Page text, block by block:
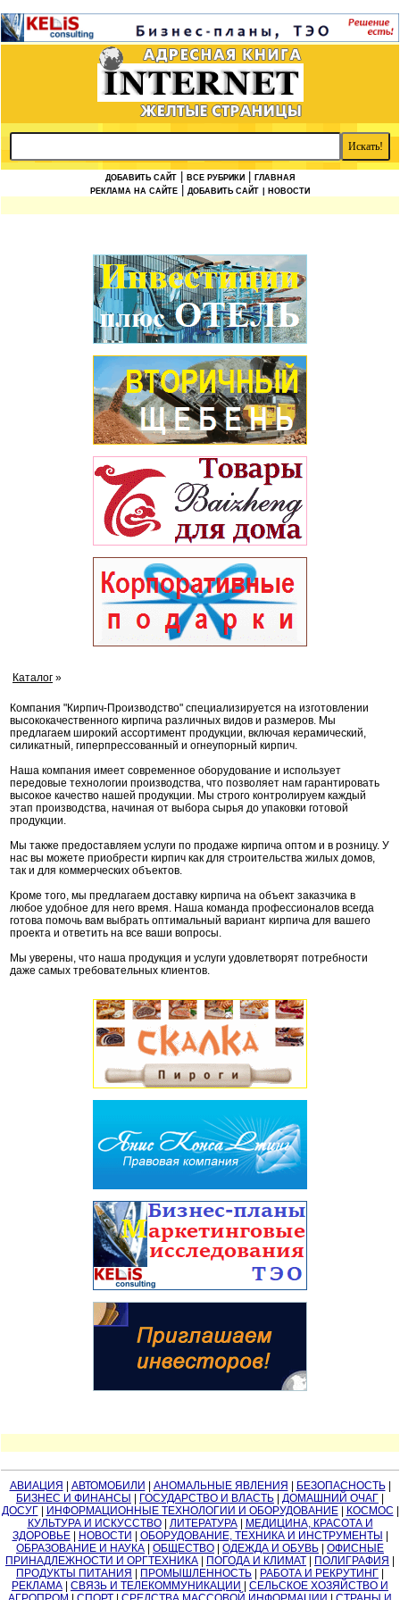
ДОБАВИТЬ САЙТ ВСЕ РУБРИКИ
ГЛАВНАЯ
РЕКЛАМА НА САЙТЕ
ДОБАВИТЬ САЙТ | НОВОСТИ
Каталог »
Компания "Кирпич-Производство" специализируется на изготовлении
высококачественного кирпича различных видов и размеров. Мы
предлагаем широкий ассортимент продукции, включая керамический,
силикатный, гиперпрессованный и огнеупорный кирпич.
Наша компания имеет современное оборудование и использует
передовые технологии производства, что позволяет нам гарантировать
высокое качество нашей продукции. Мы строго контролируем каждый
этап производства, начиная от выбора сырья до упаковки готовой
продукции.
Мы также предоставляем услуги по продаже кирпича оптом и в розницу. У
нас вы можете приобрести кирпич как для строительства жилых домов,
так и для коммерческих объектов.
Кроме того, мы предлагаем доставку кирпича на объект заказчика в
любое удобное для него время. Наша команда профессионалов всегда
готова помочь вам выбрать оптимальный вариант кирпича для вашего
проекта и ответить на все ваши вопросы.
Мы уверены, что наша продукция и услуги удовлетворят потребности
даже самых требовательных клиентов.
АВИАЦИЯ АВТОМОБИЛИ АНОМАЛЬНЫЕ ЯВЛЕНИЯ БЕЗОПАСНОСТЬ|
БИЗНЕС И ФИНАНСЫ
ГОСУДАРСТВО И ВЛАСТЬ ДОМАШНИЙ ОЧАГ
ДОСУГ| ИНФОРМАЦИОННЫЕ ТЕХНОЛОГИИ И ОБОРУДОВАНИЕ| КОСМОС
КУЛЬТУРА И ИСКУССТВО| ЛИТЕРАТУРА|
МЕДИЦИНА, КРАСОТА И
ЗДОРОВЬЕ| НОВОСТИ ОБОРУДОВАНИЕ, ТЕХНИКА И ИНСТРУМЕНТЫ
ОБРАЗОВАНИЕ И НАУКА
ОБЩЕСТВО ОДЕЖДА И ОБУВЬ
ОФИСНЫЕ
ПРИНАДЛЕЖНОСТИ И ОРГТЕХНИКА
ПОГОДА И КЛИМАТ ПОЛИГРАФИЯ
ПРОДУКТЫ ПИТАНИЯ
ПРОМЫШЛЕННОСТЬ РАБОТА И РЕКРУТИНГ
РЕКЛАМА
СВЯЗЬ И ТЕЛЕКОММУНИКАЦИИ
СЕЛЬСКОЕ ХОЗЯЙСТВО И